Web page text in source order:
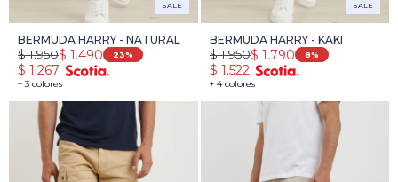
SALE
BERMUDA HARRY - NATURAL
+ 3 colores
$ 1.490
$ 1.950 23
$ 1.267
SALE
BERMUDA HARRY - KAKI
+ 4 colores
$ 1.790
$ 1.950 8
$ 1.522